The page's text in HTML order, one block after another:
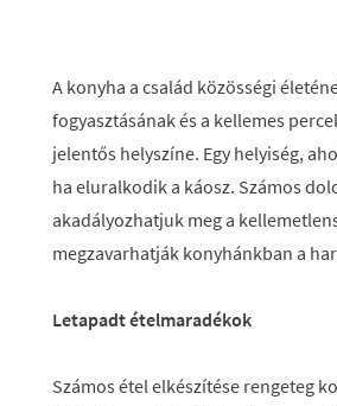
A konyha a család közösségi
fogyasztásának és a kellemes
jelentős helyszíne. Egy helyiség,
ha eluralkodik a káosz. Számos
akadályozhatjuk meg a
megzavarhatják konyhánkban a
Letapadt ételmaradékok
Számos étel elkészítése rengeteg